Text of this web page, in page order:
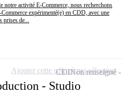
notre activité E-Commerce, nous recherchons
expérimenté(e) en CDD, avec une
prises de...
- Studio
CDINon renseigné
Ajouter cette offre à ma sélection